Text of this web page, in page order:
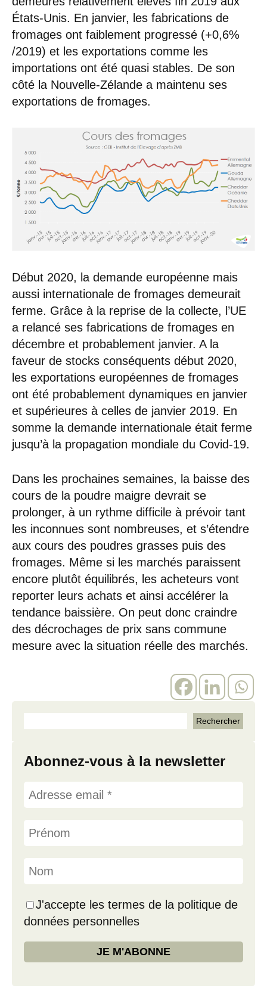
États-Unis. En janvier, les fabrications de
fromages ont faiblement progressé (+0,6%
/2019) et les exportations comme les
importations ont été quasi stables. De son
côté la Nouvelle-Zélande a maintenu ses
exportations de fromages.
Début 2020, la demande européenne mais
aussi internationale de fromages demeurait
ferme. Grâce à la reprise de la collecte, l’UE
a relancé ses fabrications de fromages en
décembre et probablement janvier. A la
faveur de stocks conséquents début 2020,
les exportations européennes de fromages
ont été probablement dynamiques en janvier
et supérieures à celles de janvier 2019. En
somme la demande internationale était ferme
jusqu’à la propagation mondiale du Covid-19.
Dans les prochaines semaines, la baisse des
cours de la poudre maigre devrait se
prolonger, à un rythme difficile à prévoir tant
les inconnues sont nombreuses, et s’étendre
aux cours des poudres grasses puis des
fromages. Même si les marchés paraissent
encore plutôt équilibrés, les acheteurs vont
reporter leurs achats et ainsi accélérer la
tendance baissière. On peut donc craindre
des décrochages de prix sans commune
mesure avec la situation réelle des marchés.
Abonnez-vous à la newsletter
J'accepte les termes de la politique de
données personnelles